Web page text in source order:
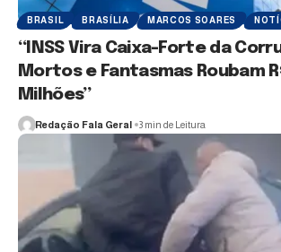
BRASIL BRASÍLIA MARCOS SOARES
“INSS Vira Caixa-Forte da
Mortos e Fantasmas Roubam
Milhões”
Redação Fala Geral 3 min de Leitura